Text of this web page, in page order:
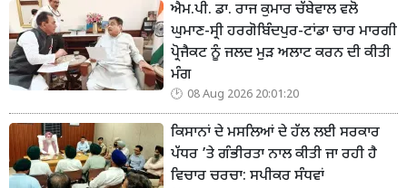
ਐਮ.ਪੀ. ਡਾ. ਰਾਜ ਕੁਮਾਰ ਚੱਬੇਵਾਲ ਵਲੋ
ਘੁਮਾਣ-ਸ੍ਰੀ ਹਰਗੋਬਿੰਦਪੁਰ-ਟਾਂਡਾ ਚਾਰ ਮਾਰਗੀ
ਪ੍ਰੋਜੈਕਟ ਨੂੰ ਜਲਦ ਮੁੜ ਅਲਾਟ ਕਰਨ ਦੀ ਕੀਤੀ
ਮੰਗ
08 Aug 2026 20:01:20
ਕਿਸਾਨਾਂ ਦੇ ਮਸਲਿਆਂ ਦੇ ਹੱਲ ਲਈ ਸਰਕਾਰ
ਪੱਧਰ ’ਤੇ ਗੰਭੀਰਤਾ ਨਾਲ ਕੀਤੀ ਜਾ ਰਹੀ ਹੈ
ਵਿਚਾਰ ਚਰਚਾ: ਸਪੀਕਰ ਸੰਧਵਾਂ